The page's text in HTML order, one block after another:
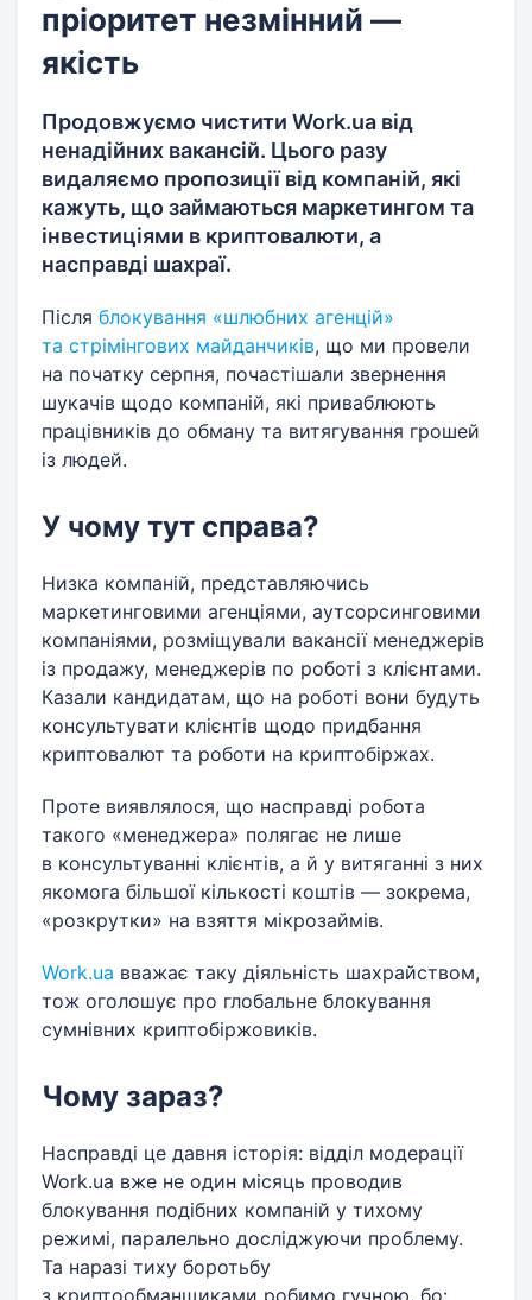
пріоритет незмінний —
якість
Продовжуємо чистити Work.ua від
ненадійних вакансій. Цього разу
видаляємо пропозиції від компаній, які
кажуть, що займаються маркетингом та
інвестиціями в криптовалюти, а
насправді шахраї.
Після блокування «шлюбних агенцій»
та стрімінгових майданчиків, що ми провели
на початку серпня, почастішали звернення
шукачів щодо компаній, які приваблюють
працівників до обману та витягування грошей
із людей.
У чому тут справа?
Низка компаній, представляючись
маркетинговими агенціями, аутсорсинговими
компаніями, розміщували вакансії менеджерів
із продажу, менеджерів по роботі з клієнтами.
Казали кандидатам, що на роботі вони будуть
консультувати клієнтів щодо придбання
криптовалют та роботи на криптобіржах.
Проте виявлялося, що насправді робота
такого «менеджера» полягає не лише
в консультуванні клієнтів, а й у витяганні з них
якомога більшої кількості коштів — зокрема,
«розкрутки» на взяття мікрозаймів.
Work.ua вважає таку діяльність шахрайством,
тож оголошує про глобальне блокування
сумнівних криптобіржовиків.
Чому зараз?
Насправді це давня історія: відділ модерації
Work.ua вже не один місяць проводив
блокування подібних компаній у тихому
режимі, паралельно досліджуючи проблему.
Та наразі тиху боротьбу
з криптообманщиками робимо гучною, бо: